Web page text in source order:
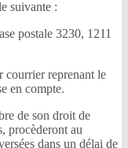
suivante :
postale 3230, 1211
courrier reprenant le
en compte.
de son droit de
procèderont au
dans un délai de